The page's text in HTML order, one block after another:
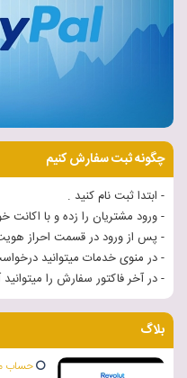
چگونه ثبت سفارش کنیم
- ابتدا ثبت نام کنید .
- ورود مشتریان را زده و با اکانت
- پس از ورود در قسمت احراز
- در منوی خدمات میتوانید
- در آخر فاکتور سفارش را
بلاگ
حساب